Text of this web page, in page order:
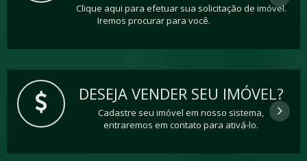
Clique aqui para efetuar sua solicitação de imóvel.
Iremos procurar para você.
DESEJA VENDER SEU IMÓVEL?
Cadastre seu imóvel em nosso sistema,
entraremos em contato para ativá-lo.